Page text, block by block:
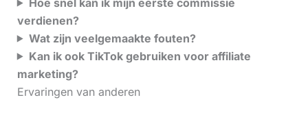
verdienen?
Wat zijn veelgemaakte fouten?
Kan ik ook TikTok gebruiken voor affiliate
marketing?
Ervaringen van anderen